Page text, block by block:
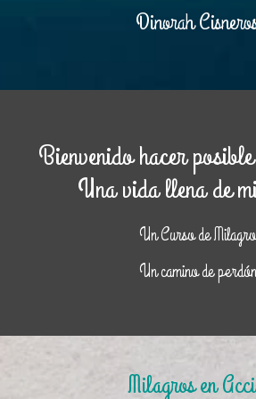
Dinorah
Bienvenido hacer
Una vida llena de
Un Curso de
Un camino de
Milagros en